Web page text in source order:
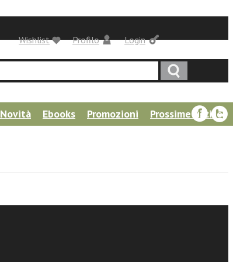
Login
Profilo
Wishlist
Novità Ebooks Promozioni
Prossime uscite